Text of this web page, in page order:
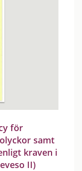
för
samt
kraven i
II)